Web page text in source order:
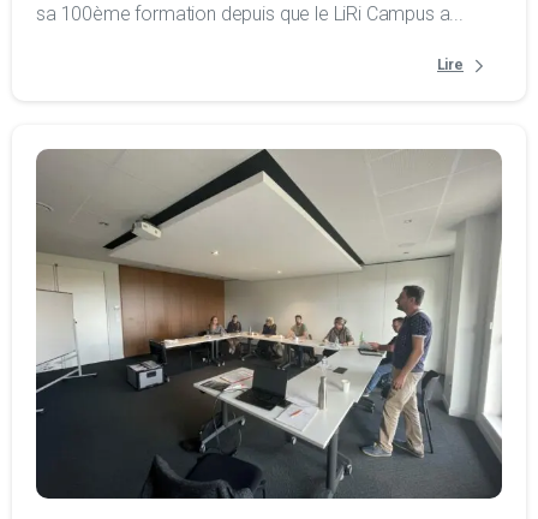
sa 100ème formation depuis que le LiRi Campus a...
Lire